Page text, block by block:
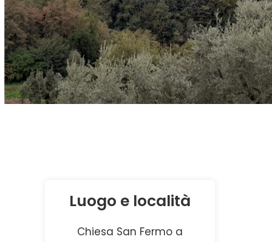
Luogo e località
Chiesa San Fermo a